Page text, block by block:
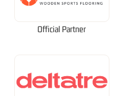
Official Partner